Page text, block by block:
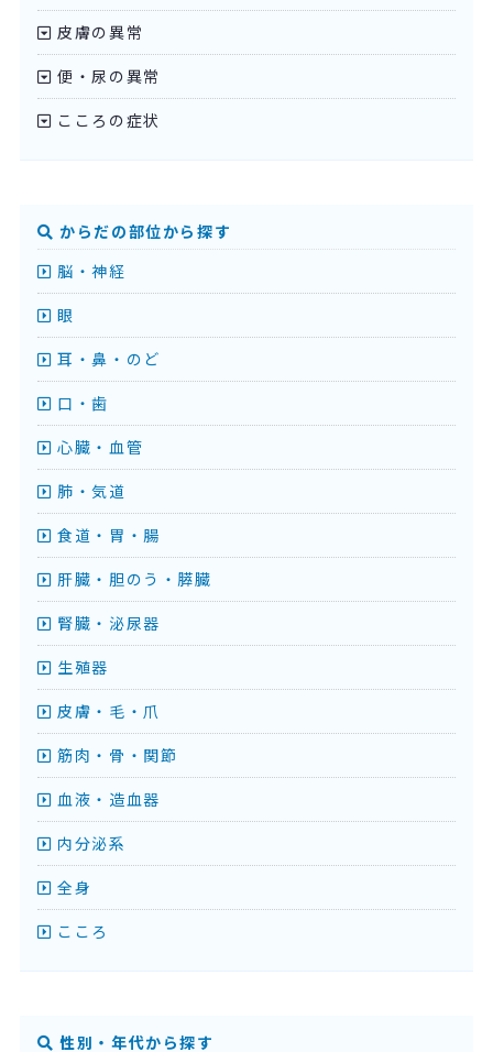
皮膚の異常
便・尿の異常
こころの症状
からだの部位から探す
脳・神経
眼
耳・鼻・のど
口・歯
心臓・血管
肺・気道
食道・胃・腸
肝臓・胆のう・膵臓
腎臓・泌尿器
生殖器
皮膚・毛・爪
筋肉・骨・関節
血液・造血器
内分泌系
全身
こころ
性別・年代から探す